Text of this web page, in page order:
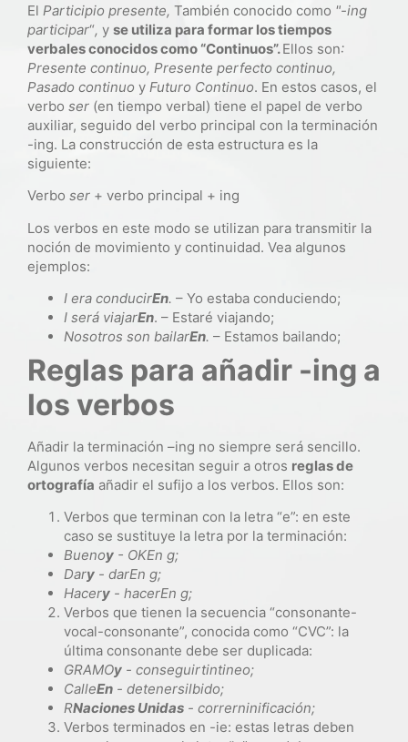
El Participio presente, También conocido como "-ing
participar“, y se utiliza para formar los tiempos
verbales conocidos como “Continuos”.Ellos son:
Presente continuo, Presente perfecto continuo,
Pasado continuo y Futuro Continuo. En estos casos, el
verbo ser (en tiempo verbal) tiene el papel de verbo
auxiliar, seguido del verbo principal con la terminación
-ing. La construcción de esta estructura es la
siguiente:
Verbo ser + verbo principal + ing
Los verbos en este modo se utilizan para transmitir la
noción de movimiento y continuidad. Vea algunos
ejemplos:
I era conducirEn. – Yo estaba conduciendo;
I será viajarEn. – Estaré viajando;
Nosotros son bailarEn. – Estamos bailando;
Reglas para añadir -ing a
los verbos
Añadir la terminación –ing no siempre será sencillo.
Algunos verbos necesitan seguir a otros reglas de
ortografía añadir el sufijo a los verbos. Ellos son:
Verbos que terminan con la letra “e”: en este
caso se sustituye la letra por la terminación:
Buenoy - OKEn g;
Dary - darEn g;
Hacery - hacerEn g;
Verbos que tienen la secuencia “consonante-
vocal-consonante”, conocida como “CVC”: la
última consonante debe ser duplicada:
GRAMOy - conseguirtintineo;
CalleEn - detenersilbido;
RNaciones Unidas - correrninificación;
Verbos terminados en -ie: estas letras deben